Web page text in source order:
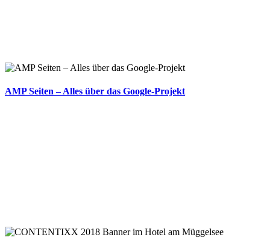
AMP Seiten – Alles über das Google-Projekt